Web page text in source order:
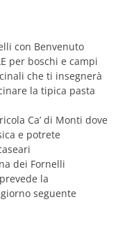
con Benvenuto
per boschi e campi
che ti insegnerà
la tipica pasta
Ca’ di Monti dove
e potrete
dei Fornelli
la
seguente